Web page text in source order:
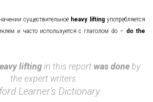
существительное heavy liftingупотребляется
и часто используется с глаголом do – do the
lifting in this report was doneby
the expert writers.
Learner’s Dictionary